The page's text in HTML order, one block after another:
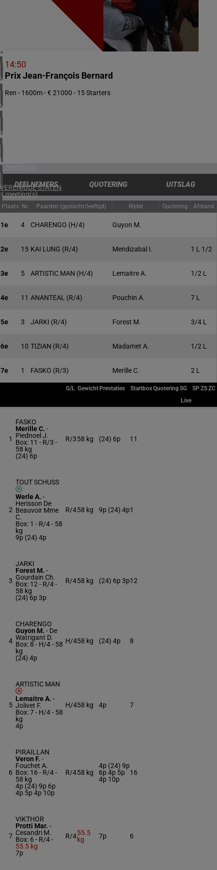
ZUID-AFRIKA
2 meeting(s)
VERENIGDE ARABISCHE EMIRATEN
1 meeting(s)
VERENIGD KONINKRIJK
5 meeting(s)
IERLAND
1 meeting(s)
URUGUAY
1 meeting(s)
VERENIGDE STATEN
4 meeting(s)
14:50
Prix Jean-François Bernard
Ren - 1600m - € 21000 - 15 Starters
DEELNEMERS QUOTERING UITSLAG
Plaats Nr. Paarden (geslacht/leeftijd) Rijder Quotering Afstand
1e 4 CHARENGO (H/4) Guyon M.
2e 15 KAI LUNG (R/4) Mendizabal I. 1 L 1/2
3e 5 ARTISTIC MAN (H/4) Lemaitre A. 1/2 L
4e 11 ANANTEAL (R/4) Pouchin A. 7 L
5e 3 JARKI (R/4) Forest M. 3/4 L
6e 10 TIZIAN (R/4) Madamet A. 1/2 L
7e 1 FASKO (R/3) Merille C. 2 L
G/L Gewicht Prestaties StartboxQuoteringSG SPZSZC
Live
1
FASKO
Merille C. -
Piednoel J.
Box: 11 - R/3 -
58 kg
(24) 6p
R/358 kg (24) 6p 11
2
TOUT SCHUSS
Werle A. -
Herisson De
Beauvoir Mme
C.
Box: 1 - R/4 - 58
kg
9p (24) 4p
R/458 kg 9p (24) 4p1
3
JARKI
Forest M. -
Gourdain Ch.
Box: 12 - R/4 -
58 kg
(24) 6p 3p
R/458 kg (24) 6p 3p12
4
CHARENGO
Guyon M. - De
Watrigant D.
Box: 8 - H/4 - 58
kg
(24) 4p
H/458 kg (24) 4p 8
5
ARTISTIC MAN
Lemaitre A. -
Jolivet F.
Box: 7 - H/4 - 58
kg
4p
H/458 kg 4p 7
6
PIRAILLAN
Veron F. -
Fouchet A.
Box: 16 - R/4 -
58 kg
4p (24) 9p 6p
4p 5p 4p 10p
R/458 kg
4p (24) 9p
6p 4p 5p
4p 10p
16
7
VIKTHOR
Protti Mar. -
Cesandri M.
Box: 6 - R/4 -
55.5 kg
7p
R/455.5
kg
7p 6